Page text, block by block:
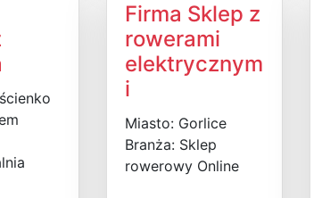
Firma Sklep z
rowerami
elektrycznym
i
Miasto: Gorlice
Branża: Sklep
rowerowy Online